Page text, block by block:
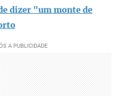
dizer "um monte de